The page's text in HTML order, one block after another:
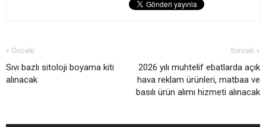
« Önceki
Sıvı bazlı sitoloji boyama kiti
alınacak
Sonraki »
2026 yılı muhtelif ebatlarda açık
hava reklam ürünleri, matbaa ve
basılı ürün alımı hizmeti alınacak